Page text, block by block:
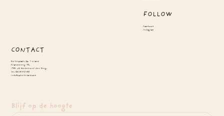
CONTACT
Buitenplaats Op 't eiland
Eilandseweg 32.
1394 JG Nederhorst den Berg.
tel: 0618142780
info@opheteiland.com
Blijf op de hoogte
FOLLOW
Facebook
Instagram